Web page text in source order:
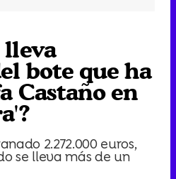
lleva
bote que ha
Castaño en
2.272.000 euros,
se lleva más de un